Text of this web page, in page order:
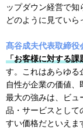
ップダウン経営で知
どのように見ていら
髙谷成夫代表取締役
「お客様に対する課
す。これはあらゆる
自性が企業の価値
最大の強みは、ビュ
品・サービスとして
すい価格だといえま